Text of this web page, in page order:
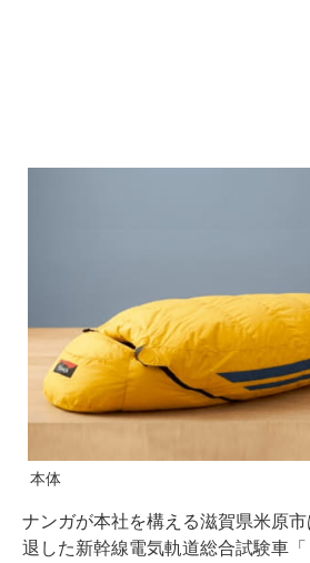
本体
ナンガが本社を構える滋賀県米原市
退した新幹線電気軌道総合試験車